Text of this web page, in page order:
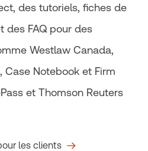
des tutoriels, fiches de
des FAQ pour des
Westlaw Canada,
Case Notebook et Firm
et Thomson Reuters
les clients